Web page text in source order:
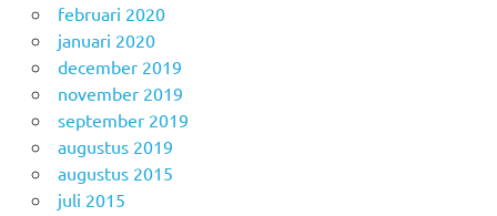
februari 2020
januari 2020
december 2019
november 2019
september 2019
augustus 2019
augustus 2015
juli 2015